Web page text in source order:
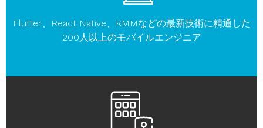
Flutter、React Native、KMMなどの最新技術に精通した
200人以上のモバイルエンジニア